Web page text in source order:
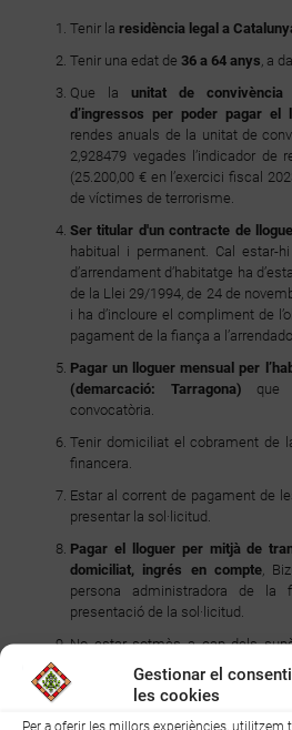
Gestionar el
les cookies
Per a oferir les millors experiències,
Tenir la residència legal a
Tenir una edat de 36 a 64 anys, a
Que la unitat de
d’ingressos per poder pagar el
rendes anuals de la unitat de
2,928479 vegades l’indicador de
(25.200,00 € en l’exercici fiscal
de víctimes de terrorisme.
Ser titular d'un contracte de
habitual i permanent. Cal estar-
d’arrendament d’habitatge ha
de la Llei 29/1994, de 24 de
i ha d’incloure el compliment de
pagament de la fiança a
Pagar un lloguer mensual per
(demarcació: Tarragona) que
convocatòria.
Tenir domiciliat el cobrament de
financera.
Estar al corrent de pagament de
presentar la sol·licitud.
Pagar el lloguer per mitjà de
domiciliat, ingrés en compte,
persona administradora de
presentació de la sol·licitud.
No estar sotmès a cap dels
beneficiari de subvencions
estableix la Llei 38/2003, de 17